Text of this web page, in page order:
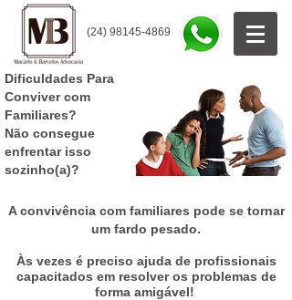
(24) 98145-4869
Dificuldades Para
Conviver com
Familiares?
Não consegue
enfrentar isso
sozinho(a)?
A convivência com familiares pode se tornar
um fardo pesado.
Às vezes é preciso ajuda de profissionais
capacitados em resolver os problemas de
forma amigável!